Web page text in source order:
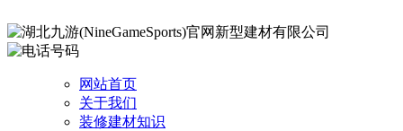
网站首页
关于我们
装修建材知识